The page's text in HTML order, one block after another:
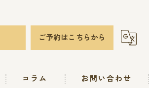
ご予約はこちらから
コラム お問い合わせ